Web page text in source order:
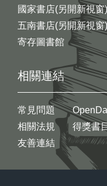
國家書店(另開新視窗)
五南書店(另開新視窗)
寄存圖書館
相關連結
常見問題
相關法規
友善連結
得獎書